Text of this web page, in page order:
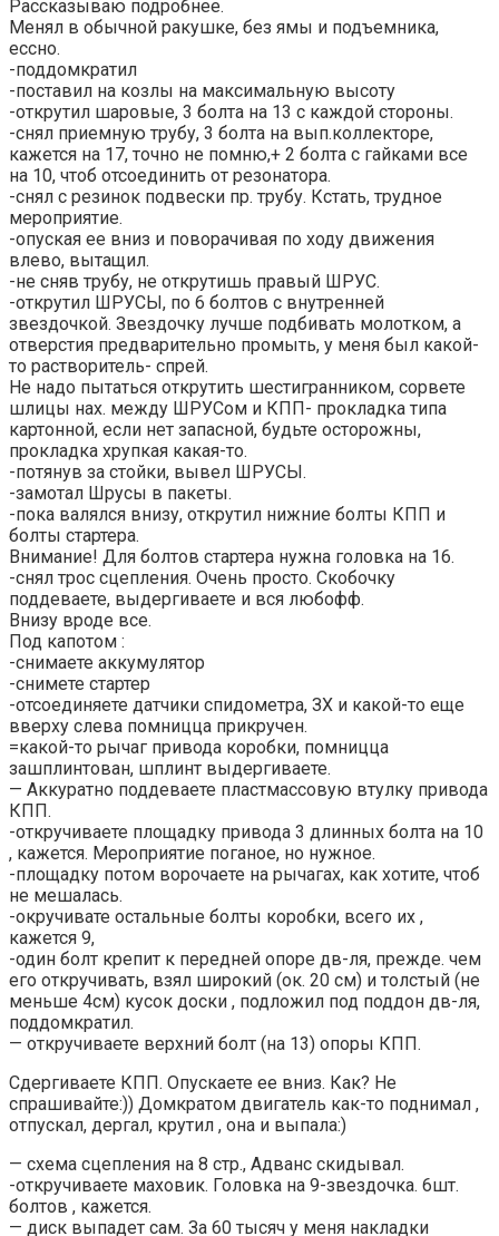
Рассказываю подробнее.
Менял в обычной ракушке, без ямы и подъемника,
ессно.
-поддомкратил
-поставил на козлы на максимальную высоту
-открутил шаровые, 3 болта на 13 с каждой стороны.
-снял приемную трубу, 3 болта на вып.коллекторе,
кажется на 17, точно не помню,+ 2 болта с гайками все
на 10, чтоб отсоединить от резонатора.
-снял с резинок подвески пр. трубу. Кстать, трудное
мероприятие.
-опуская ее вниз и поворачивая по ходу движения
влево, вытащил.
-не сняв трубу, не открутишь правый ШРУС.
-открутил ШРУСЫ, по 6 болтов с внутренней
звездочкой. Звездочку лучше подбивать молотком, а
отверстия предварительно промыть, у меня был какой-
то растворитель- спрей.
Не надо пытаться открутить шестигранником, сорвете
шлицы нах. между ШРУСом и КПП- прокладка типа
картонной, если нет запасной, будьте осторожны,
прокладка хрупкая какая-то.
-потянув за стойки, вывел ШРУСЫ.
-замотал Шрусы в пакеты.
-пока валялся внизу, открутил нижние болты КПП и
болты стартера.
Внимание! Для болтов стартера нужна головка на 16.
-снял трос сцепления. Очень просто. Скобочку
поддеваете, выдергиваете и вся любофф.
Внизу вроде все.
Под капотом :
-снимаете аккумулятор
-снимете стартер
-отсоединяете датчики спидометра, ЗХ и какой-то еще
вверху слева помницца прикручен.
=какой-то рычаг привода коробки, помницца
зашплинтован, шплинт выдергиваете.
— Аккуратно поддеваете пластмассовую втулку привода
КПП.
-откручиваете площадку привода 3 длинных болта на 10
, кажется. Мероприятие поганое, но нужное.
-площадку потом ворочаете на рычагах, как хотите, чтоб
не мешалась.
-окручивате остальные болты коробки, всего их ,
кажется 9,
-один болт крепит к передней опоре дв-ля, прежде. чем
его откручивать, взял широкий (ок. 20 см) и толстый (не
меньше 4см) кусок доски , подложил под поддон дв-ля,
поддомкратил.
— откручиваете верхний болт (на 13) опоры КПП.
Сдергиваете КПП. Опускаете ее вниз. Как? Не
спрашивайте:)) Домкратом двигатель как-то поднимал ,
отпускал, дергал, крутил , она и выпала:)
— схема сцепления на 8 стр., Адванс скидывал.
-откручиваете маховик. Головка на 9-звездочка. 6шт.
болтов , кажется.
— диск выпадет сам. За 60 тысяч у меня накладки